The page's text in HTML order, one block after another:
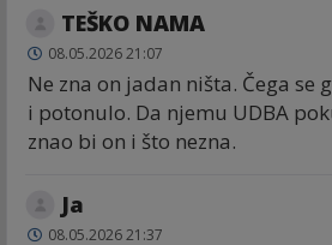
TEŠKO NAMA
08.05.2026 21:07
Ne zna on jadan ništa. Čega se
i potonulo. Da njemu UDBA
znao bi on i što nezna.
Ја
08.05.2026 21:37